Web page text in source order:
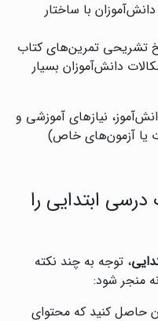
با ساختار
تشریحی تمرین‌های کتاب
دانش‌آموزان بسیار
نیازهای آموزشی و
یا آزمون‌های خاص)
ابتدایی را
، توجه به چند نکته
منجر شود:
حاصل کنید که محتوای